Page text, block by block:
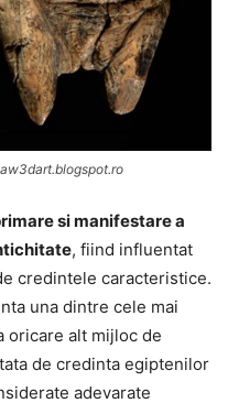
si manifestare a
, fiind influentat
credintele caracteristice.
una dintre cele mai
oricare alt mijloc de
de credinta egiptenilor
adevarate